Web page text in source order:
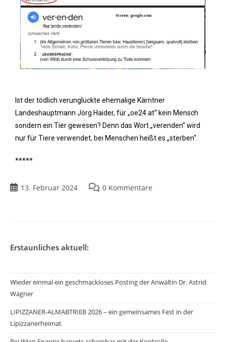
Ist der tödlich verunglückte ehemalige Kärntner
Landeshauptmann Jörg Haider, für „oe24.at“ kein Mensch
sondern ein Tier gewesen? Denn das Wort „verenden“ wird
nur für Tiere verwendet, bei Menschen heißt es „sterben“.
*****
13. Februar 2024 0 Kommentare
Erstaunliches aktuell:
Wieder einmal ein geschmackloses Posting der Anwältin Dr. Astrid
Wagner
LIPIZZANER-ALMABTRIEB 2026 – ein gemeinsames Fest in der
Lipizzanerheimat